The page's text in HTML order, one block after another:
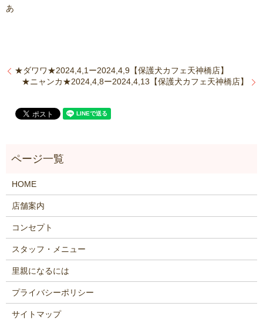
あ
★ダワワ★2024,4,1ー2024,4,9【保護犬カフェ天神橋店】
★ニャンカ★2024,4,8ー2024,4,13【保護犬カフェ天神橋店】
HOME
店舗案内
コンセプト
スタッフ・メニュー
里親になるには
プライバシーポリシー
サイトマップ